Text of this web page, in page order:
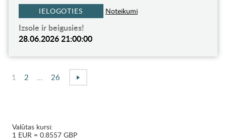
IELOGOTIES Noteikumi
Izsole ir beigusies!
28.06.2026 21:00:00
1 2 26
Valūtas kursi:
1 EUR = 0.8557 GBP